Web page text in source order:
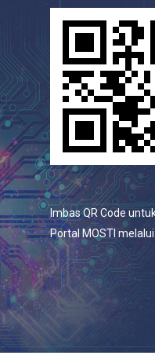
Imbas QR Code
Portal MOSTI